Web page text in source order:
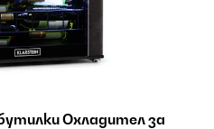
Охладител за